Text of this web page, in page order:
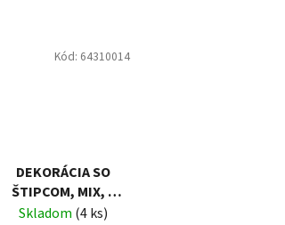
DEKORÁCIA SO
ŠTIPCOM, MIX, 8
CM, 3 KS
Skladom (4 ks)
Kód: 64310014